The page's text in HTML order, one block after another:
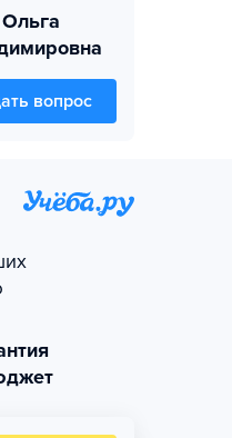
Ольга
вопрос